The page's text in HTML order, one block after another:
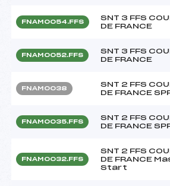
FNAM0054.FFS
SNT 3 FFS
DE FRANCE
FNAM0052.FFS
SNT 3 FFS
DE FRANCE
FNAM0038
SNT 2 FFS
DE FRANCE
FNAM0035.FFS
SNT 2 FFS
DE FRANCE
FNAM0032.FFS
SNT 2 FFS
DE FRANCE
Start